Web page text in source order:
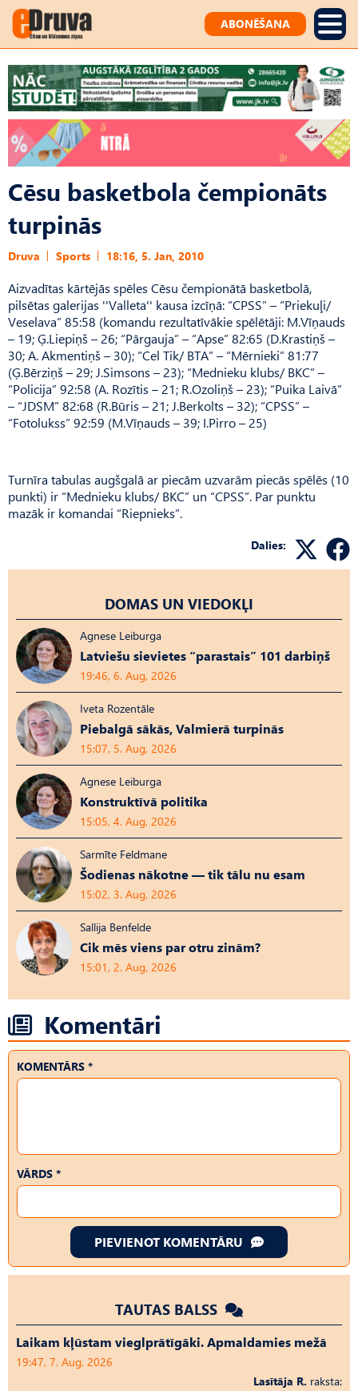
ABONĒŠANA
Cēsu basketbola čempionāts
turpinās
Druva Sports 18:16, 5. Jan, 2010
Aizvadītas kārtējās spēles Cēsu čempionātā basketbolā,
pilsētas galerijas ''Valleta'' kausa izcīņā: “CPSS” – “Priekuļi/
Veselava” 85:58 (komandu rezultatīvākie spēlētāji: M.Vīņauds
– 19; Ģ.Liepiņš – 26; “Pārgauja” – “Apse” 82:65 (D.Krastiņš –
30; A. Akmentiņš – 30); “Cel Tik/ BTA” – “Mērnieki” 81:77
(Ģ.Bērziņš – 29; J.Simsons – 23); “Mednieku klubs/ BKC” –
“Policija” 92:58 (A. Rozītis – 21; R.Ozoliņš – 23); “Puika Laivā”
– “JDSM” 82:68 (R.Būris – 21; J.Berkolts – 32); “CPSS” –
“Fotolukss” 92:59 (M.Vīņauds – 39; I.Pirro – 25)
Turnīra tabulas augšgalā ar piecām uzvarām piecās spēlēs (10
punkti) ir “Mednieku klubs/ BKC” un “CPSS”. Par punktu
mazāk ir komandai “Riepnieks”.
Dalies:
DOMAS UN VIEDOKĻI
Agnese Leiburga
Latviešu sievietes “parastais” 101 darbiņš
19:46, 6. Aug, 2026
Iveta Rozentāle
Piebalgā sākās, Valmierā turpinās
15:07, 5. Aug, 2026
Agnese Leiburga
Konstruktīvā politika
15:05, 4. Aug, 2026
Sarmīte Feldmane
Šodienas nākotne — tik tālu nu esam
15:02, 3. Aug, 2026
Sallija Benfelde
Cik mēs viens par otru zinām?
15:01, 2. Aug, 2026
Komentāri
KOMENTĀRS *
VĀRDS *
PIEVIENOT KOMENTĀRU
TAUTAS BALSS
Laikam kļūstam vieglprātīgāki. Apmaldamies mežā
19:47, 7. Aug, 2026
Lasītāja R. raksta: